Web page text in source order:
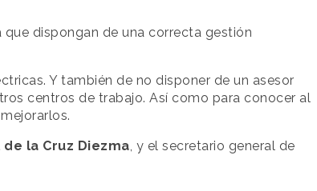
dispongan de una correcta gestión
Y también de no disponer de un asesor
centros de trabajo. Así como para conocer al
de la Cruz Diezma, y el secretario general de